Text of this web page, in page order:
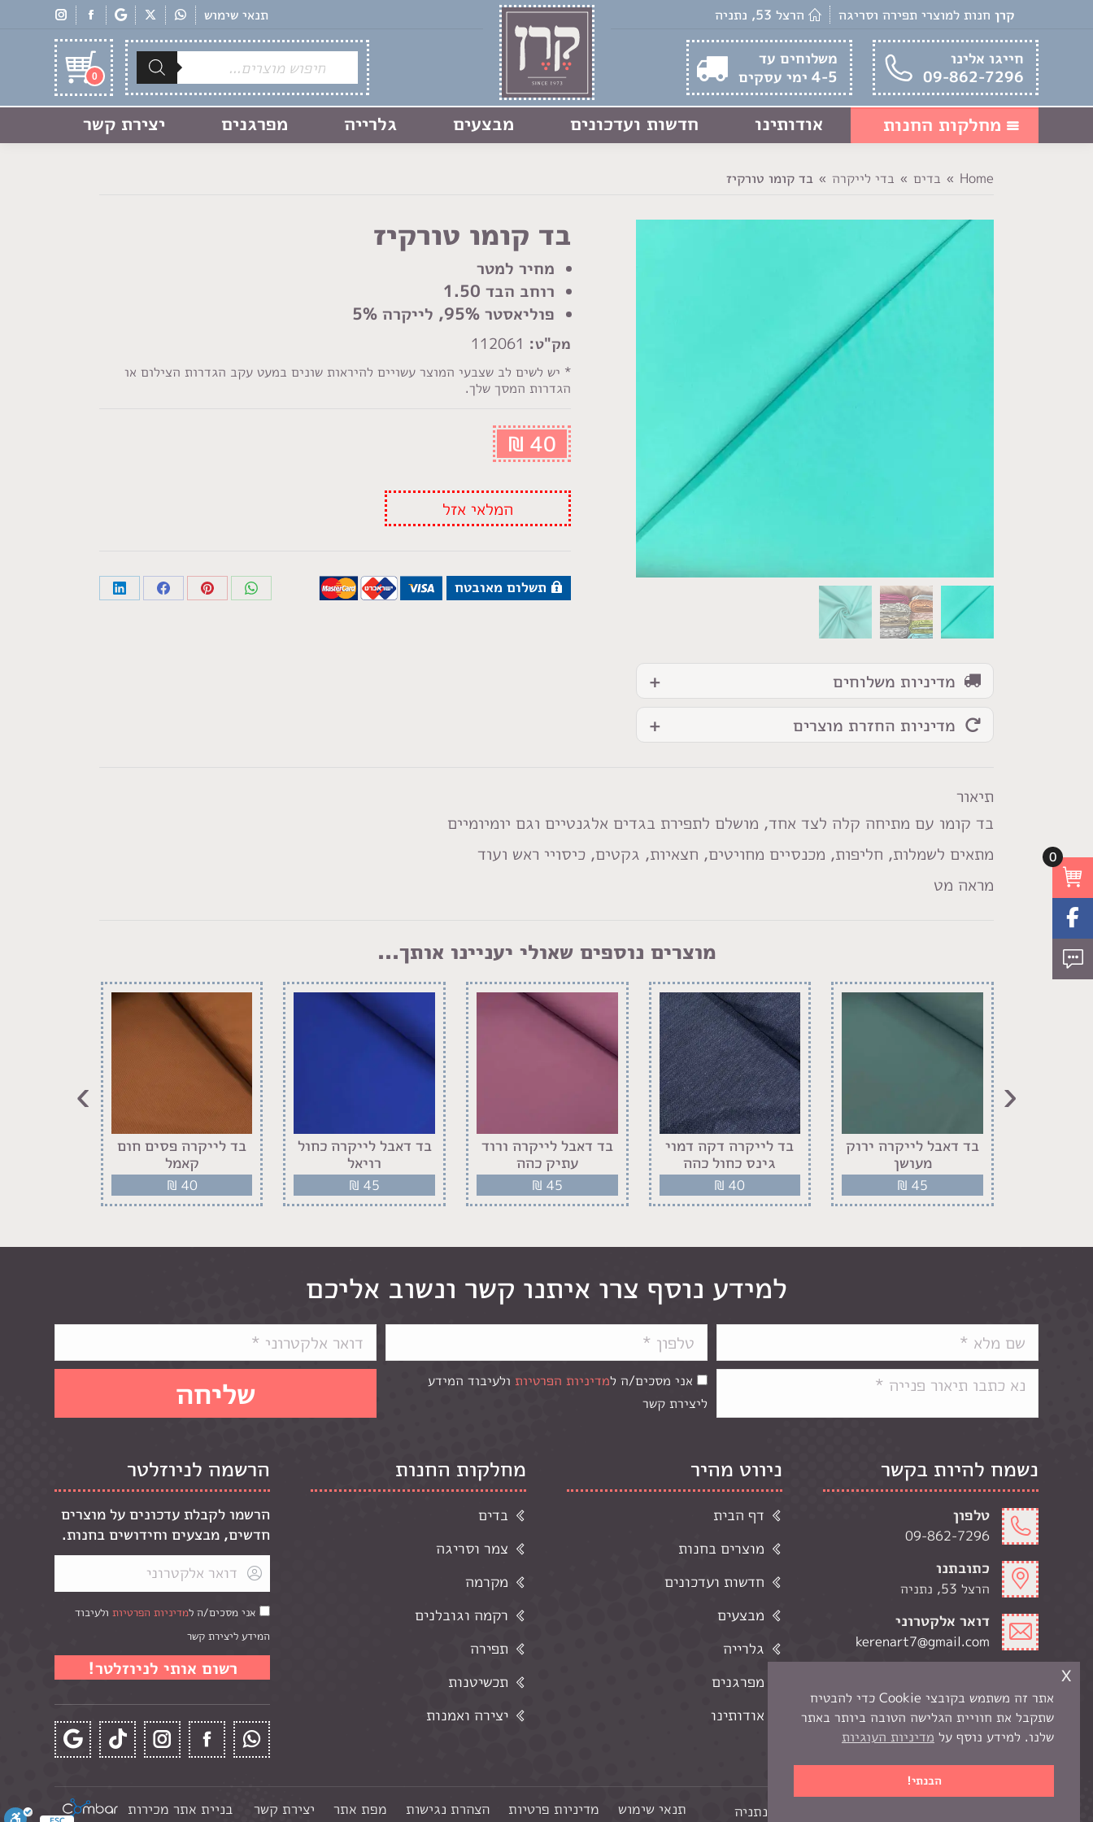
קרן חנות למוצרי תפירה וסריגה הרצל 53, נתניה תנאי שימוש
חייגו אלינו
09-862-7296
משלוחים עד
4-5 ימי עסקים
Products
search
0
מחלקות החנות אודותינו חדשות ועדכונים מבצעים גלרייה מפרגנים יצירת קשר
You are here:
Home בדים בדי לייקרה בד קומו טורקיז
מדיניות משלוחים
מדיניות החזרת מוצרים
בד קומו טורקיז
מחיר למטר
רוחב הבד 1.50
פוליאסטר 95%, לייקרה 5%
מק"ט:
* יש לשים לב שצבעי המוצר עשויים להיראות שונים במעט עקב הגדרות הצילום או
הגדרות המסך שלך.
₪ 40
המלאי אזל
תשלום מאובטח
Share
Share
Share
Share
תיאור
בד קומו עם מתיחה קלה לצד אחד, מושלם לתפירת בגדים אלגנטיים וגם יומיומיים
מתאים לשמלות, חליפות, מכנסיים מחויטים, חצאיות, גקטים, כיסויי ראש ועוד
מראה מט
מוצרים נוספים שאולי יעניינו אותך...
בד דאבל לייקרה ירוק
מעושן
₪ 45
בד לייקרה דקה דמוי
גינס כחול כהה
₪ 40
בד דאבל לייקרה ורוד
עתיק כהה
₪ 45
בד דאבל לייקרה כחול
רויאל
₪ 45
בד לייקרה פסים חום
קאמל
₪ 40
‹
›
למידע נוסף צרו איתנו קשר ונשוב אליכם
אני מסכים/ה למדיניות הפרטיות ולעיבוד המידע
ליצירת קשר
נשמח להיות בקשר
טלפון
09-862-7296
כתובתנו
הרצל 53, נתניה
דואר אלקטרוני
kerenart7@gmail.com
ימי א-ה' 9:00-19:00
ימי ו 9:00-13:00
ניווט מהיר
דף הבית
מוצרים בחנות
חדשות ועדכונים
מבצעים
גלרייה
מפרגנים
אודותינו
מחלקות החנות
בדים
צמר וסריגה
מקרמה
רקמה וגובלנים
תפירה
תכשיטנות
יצירה ואמנות
הרשמה לניוזלטר
הרשמו לקבלת עדכונים על מוצרים
חדשים, מבצעים וחידושים בחנות.
אני מסכים/ה למדיניות הפרטיות ולעיבוד
המידע ליצירת קשר
חנות יצירה בנתניה תנאי שימוש מדיניות פרטיות הצהרת נגישות מפת אתר יצירת קשר בניית אתר מכירות
0
אתר זה משתמש בקובצי Cookie כדי להבטיח
שתקבל את חוויית הגלישה הטובה ביותר באתר
שלנו. למידע נוסף על מדיניות העוגיות
הבנתי!
x